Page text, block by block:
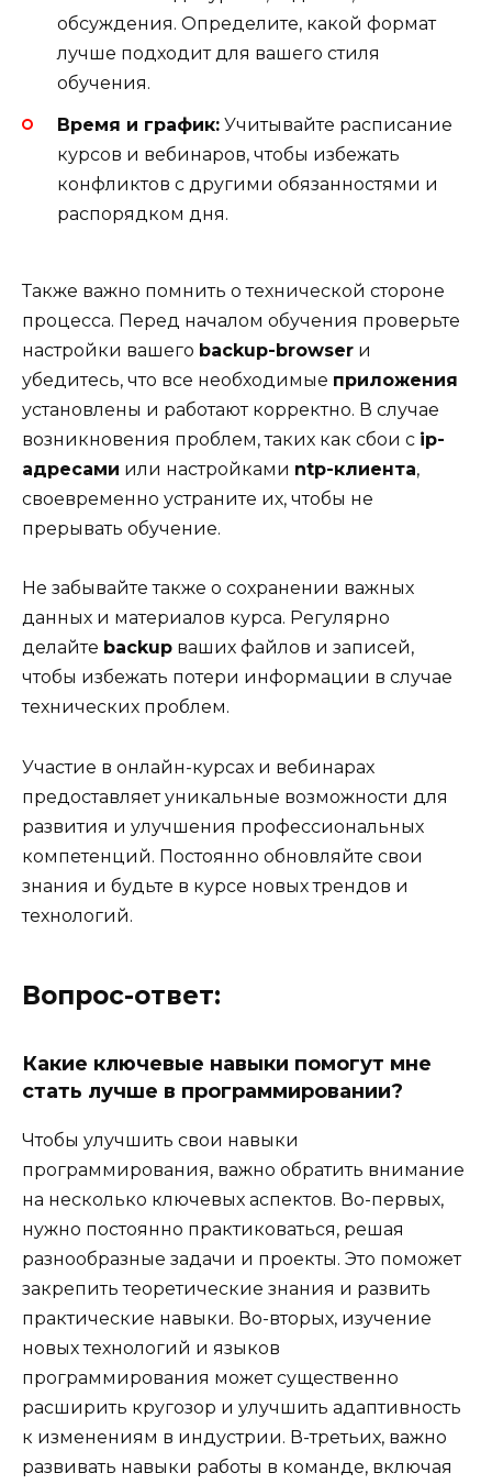
обсуждения. Определите, какой формат
лучше подходит для вашего стиля
обучения.
Время и график: Учитывайте расписание
курсов и вебинаров, чтобы избежать
конфликтов с другими обязанностями и
распорядком дня.
Также важно помнить о технической стороне
процесса. Перед началом обучения проверьте
настройки вашего backup-browser и
убедитесь, что все необходимые приложения
установлены и работают корректно. В случае
возникновения проблем, таких как сбои с ip-
адресами или настройками ntp-клиента,
своевременно устраните их, чтобы не
прерывать обучение.
Не забывайте также о сохранении важных
данных и материалов курса. Регулярно
делайте backup ваших файлов и записей,
чтобы избежать потери информации в случае
технических проблем.
Участие в онлайн-курсах и вебинарах
предоставляет уникальные возможности для
развития и улучшения профессиональных
компетенций. Постоянно обновляйте свои
знания и будьте в курсе новых трендов и
технологий.
Вопрос-ответ:
Какие ключевые навыки помогут мне
стать лучше в программировании?
Чтобы улучшить свои навыки
программирования, важно обратить внимание
на несколько ключевых аспектов. Во-первых,
нужно постоянно практиковаться, решая
разнообразные задачи и проекты. Это поможет
закрепить теоретические знания и развить
практические навыки. Во-вторых, изучение
новых технологий и языков
программирования может существенно
расширить кругозор и улучшить адаптивность
к изменениям в индустрии. В-третьих, важно
развивать навыки работы в команде, включая